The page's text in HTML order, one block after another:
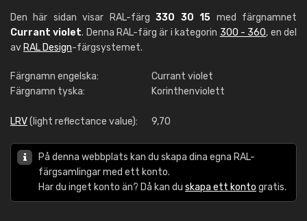
Den här sidan visar RAL-färg330 30 15 med färgnamnet
Currant violet. Denna RAL-färg är i kategorin 300 - 360, en del
av RAL Design-färgsystemet.
Färgnamn engelska:
Currant violet
Färgnamn tyska:
Korinthenviolett
LRV(light reflectance value): 9,70
På denna webbplats kan du skapa dina egna RAL-
färgsamlingar med ett konto.
Har du inget konto än? Då kan du skapa ett konto gratis.